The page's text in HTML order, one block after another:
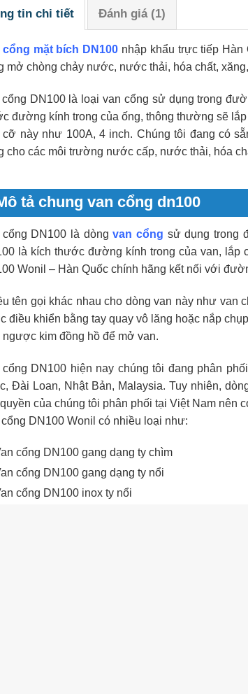
tin chi tiết Đánh giá (1)
cổng mặt bích DN100 nhập khẩu trực tiếp
mở chòng chảy nước, nước thải, hóa chất,
cổng DN100 là loại van cổng sử dụng trong
đường kính trong của ống, thông thường sẽ
cỡ này như 100A, 4 inch. Chúng tôi đang có
cho các môi trường nước cấp, nước thải, hóa
tả chung van cổng dn100
cổng DN100 là dòngvan cổng sử dụng trong
là kích thước đường kính trong của van, lắp
Wonil – Hàn Quốc chính hãng kết nối với
tên gọi khác nhau cho dòng van này như van
điều khiển bằng tay quay vô lăng hoặc nắp
ngược kim đồng hồ để mở van.
cổng DN100 hiện nay chúng tôi đang phân
Đài Loan, Nhật Bản, Malaysia. Tuy nhiên,
của chúng tôi phân phối tại Việt Nam nên
DN100 Wonil có nhiều loại như:
cổng DN100 gang dạng ty chìm
cổng DN100 gang dạng ty nổi
cổng DN100 inox ty nổi